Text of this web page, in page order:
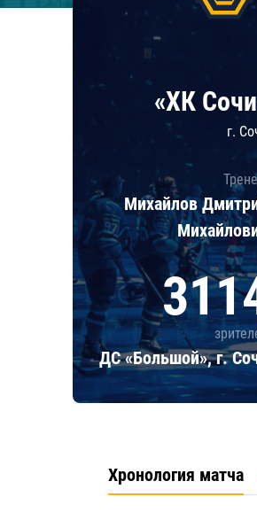
«ХК
г.
Михайлов
ДС «Большой», г.
Хронология матча